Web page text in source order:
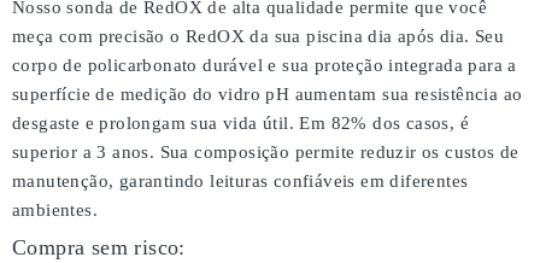
Nosso sonda de RedOX de alta qualidade permite que você
meça com precisão o RedOX da sua piscina dia após dia. Seu
corpo de policarbonato durável e sua proteção integrada para a
superfície de medição do vidro pH aumentam sua resistência ao
desgaste e prolongam sua vida útil. Em 82% dos casos, é
superior a 3 anos. Sua composição permite reduzir os custos de
manutenção, garantindo leituras confiáveis em diferentes
ambientes.
Compra sem risco: